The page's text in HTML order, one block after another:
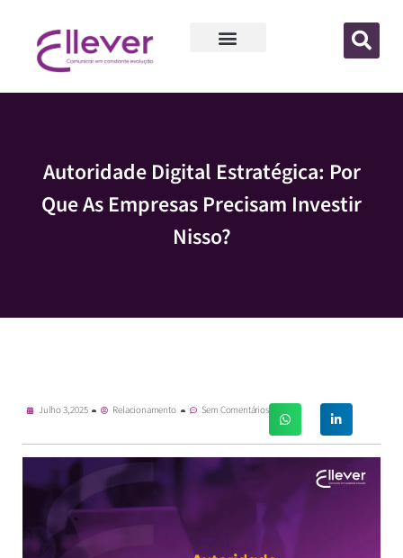
Autoridade Digital Estratégica: Por
Que As Empresas Precisam Investir
Nisso?
Julho 3, 2025 Relacionamento Sem Comentários